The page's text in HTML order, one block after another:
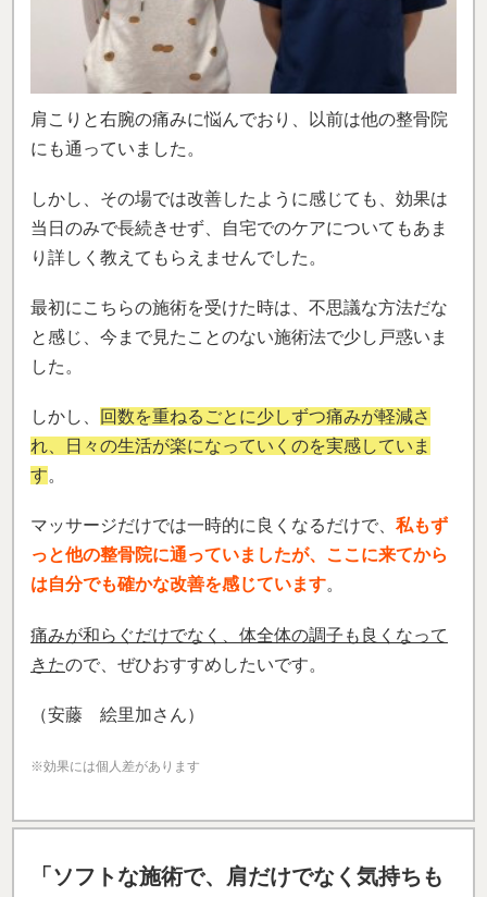
肩こりと右腕の痛みに悩んでおり、以前は他の整骨院
にも通っていました。
しかし、その場では改善したように感じても、効果は
当日のみで長続きせず、自宅でのケアについてもあま
り詳しく教えてもらえませんでした。
最初にこちらの施術を受けた時は、不思議な方法だな
と感じ、今まで見たことのない施術法で少し戸惑いま
した。
しかし、
回数を重ねるごとに少しずつ痛みが軽減さ
れ、日々の生活が楽になっていくのを実感していま
す。
マッサージだけでは一時的に良くなるだけで、 私もず
っと他の整骨院に通っていましたが、ここに来てから
は自分でも確かな改善を感じています。
痛みが和らぐだけでなく、体全体の調子も良くなって
きたので、ぜひおすすめしたいです。
（安藤 絵里加さん）
※効果には個人差があります
「ソフトな施術で、肩だけでなく気持ちも